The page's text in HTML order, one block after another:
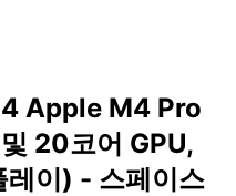
Apple M4 Pro
20코어 GPU,
이) - 스페이스